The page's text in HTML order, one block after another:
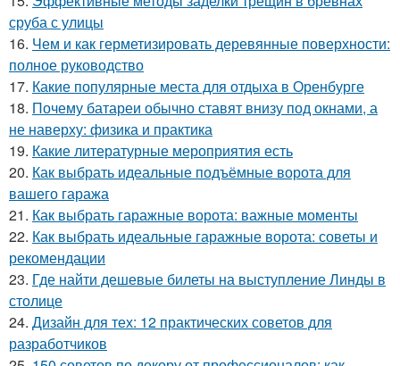
сруба с улицы
16. Чем и как герметизировать деревянные поверхности:
полное руководство
17. Какие популярные места для отдыха в Оренбурге
18. Почему батареи обычно ставят внизу под окнами, а
не наверху: физика и практика
19. Какие литературные мероприятия есть
20. Как выбрать идеальные подъёмные ворота для
вашего гаража
21. Как выбрать гаражные ворота: важные моменты
22. Как выбрать идеальные гаражные ворота: советы и
рекомендации
23. Где найти дешевые билеты на выступление Линды в
столице
24. Дизайн для тех: 12 практических советов для
разработчиков